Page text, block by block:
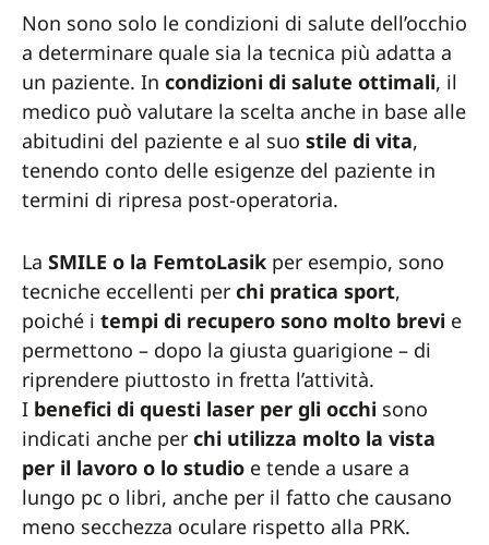
Non sono solo le condizioni di salute dell’occhio
a determinare quale sia la tecnica più adatta a
un paziente. In condizioni di salute ottimali, il
medico può valutare la scelta anche in base alle
abitudini del paziente e al suo stile di vita,
tenendo conto delle esigenze del paziente in
termini di ripresa post-operatoria.
La SMILE o la FemtoLasik per esempio, sono
tecniche eccellenti per chi pratica sport,
poiché i tempi di recupero sono molto brevi e
permettono – dopo la giusta guarigione – di
riprendere piuttosto in fretta l’attività.
I benefici di questi laser per gli occhi sono
indicati anche per chi utilizza molto la vista
per il lavoro o lo studio e tende a usare a
lungo pc o libri, anche per il fatto che causano
meno secchezza oculare rispetto alla PRK.